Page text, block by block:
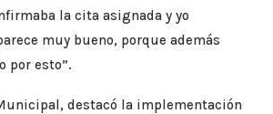
la cita asignada y yo
muy bueno, porque además
por esto”.
destacó la implementación